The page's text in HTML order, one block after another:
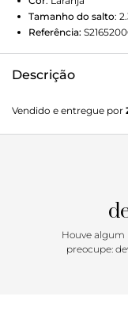
Tamanho do salto:
Referência:
Descrição
das tiras tipo
tachas douradas no
sandália laranja
Vendido e entregue por
Houve algum
preocupe: